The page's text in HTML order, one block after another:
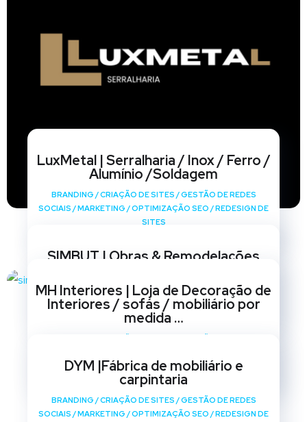
LuxMetal | Serralharia / Inox / Ferro /
Alumínio /Soldagem
BRANDING /CRIAÇÃO DE SITES /GESTÃO DE REDES
SOCIAIS /MARKETING /OPTIMIZAÇÃO SEO /REDESIGN DE
SITES
SIMBUT | Obras & Remodelações
SOCIAIS /MARKETING OPTIMIZAÇÃO SEO/ REDESIGN DE
SITES
MH Interiores | Loja de Decoração de
Interiores / sofás / mobiliário por
medida …
SITES
DYM |Fábrica de mobiliário e
carpintaria
BRANDING /CRIAÇÃO DE SITES /GESTÃO DE REDES
SOCIAIS /MARKETING /OPTIMIZAÇÃO SEO /REDESIGN DE